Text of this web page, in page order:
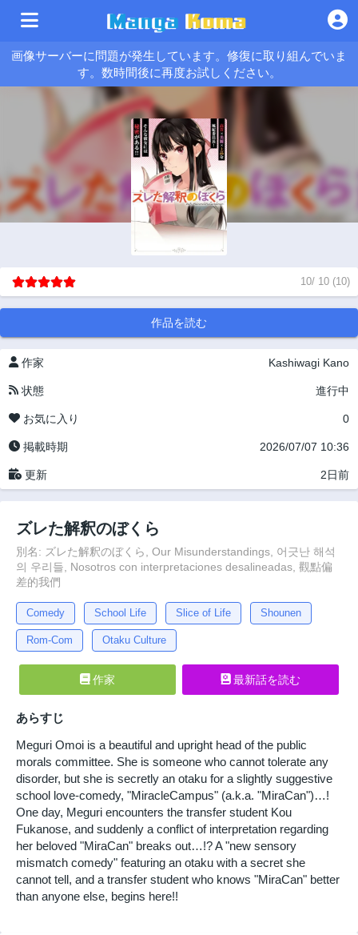
画像サーバーに問題が発生しています。修復に取り組んでいま
す。数時間後に再度お試しください。
10/ 10 (10)
作品を読む
作家 Kashiwagi Kano
状態 進行中
お気に入り 0
掲載時期 2026/07/07 10:36
更新 2日前
ズレた解釈のぼくら
別名: ズレた解釈のぼくら, Our Misunderstandings, 어긋난 해석
의 우리들, Nosotros con interpretaciones desalineadas, 觀點偏
差的我們
Comedy School Life Slice of Life Shounen
Rom-Com Otaku Culture
作家 最新話を読む
あらすじ
Meguri Omoi is a beautiful and upright head of the public
morals committee. She is someone who cannot tolerate any
disorder, but she is secretly an otaku for a slightly suggestive
school love-comedy, "MiracleCampus" (a.k.a. "MiraCan")…!
One day, Meguri encounters the transfer student Kou
Fukanose, and suddenly a conflict of interpretation regarding
her beloved "MiraCan" breaks out…!? A "new sensory
mismatch comedy" featuring an otaku with a secret she
cannot tell, and a transfer student who knows "MiraCan" better
than anyone else, begins here!!